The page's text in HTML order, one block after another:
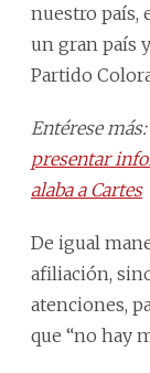
nuestro país,
un gran país
Partido
Entérese más:
presentar
alaba a Cartes
De igual
afiliación,
atenciones,
que “no hay